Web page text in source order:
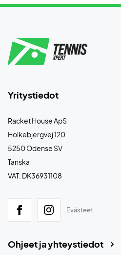
Yritystiedot
Racket House ApS
Holkebjergvej 120
5250 Odense SV
Tanska
VAT: DK36931108
Evästeet
Ohjeet ja yhteystiedot